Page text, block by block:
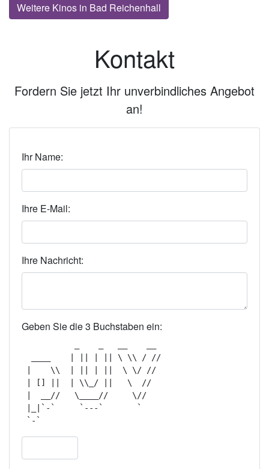
Weitere Kinos in Bad Reichenhall
Kontakt
Fordern Sie jetzt Ihr unverbindliches Angebot
an!
Ihr Name:
Ihre E-Mail:
Ihre Nachricht:
Geben Sie die 3 Buchstaben ein:
  ____    | || | || \ \\ / //
|    \\  | || | ||  \ \/ //
| [] ||  | \\_/ ||   \  //
|  __//   \____//     \//
|_|`-`     `---`       `